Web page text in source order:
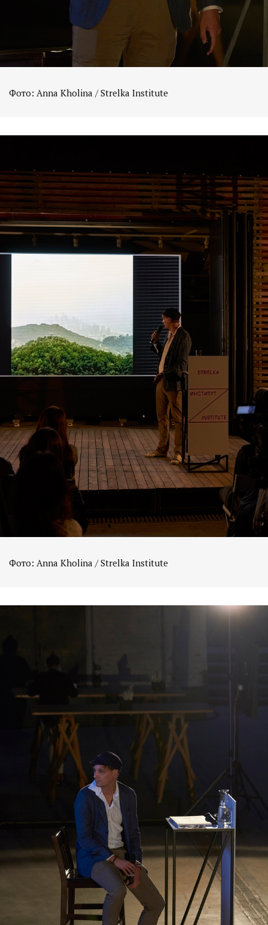
Фото: Anna Kholina / Strelka Institute
Фото: Anna Kholina / Strelka Institute